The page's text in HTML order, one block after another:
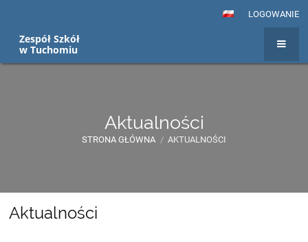
LOGOWANIE
Zespół Szkół
w Tuchomiu
Aktualności
STRONA GŁÓWNA / AKTUALNOŚCI
Aktualności
Aktualności